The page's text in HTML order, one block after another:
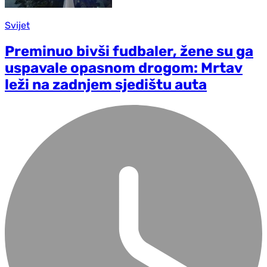
Svijet
Preminuo bivši fudbaler, žene su ga
uspavale opasnom drogom: Mrtav
leži na zadnjem sjedištu auta